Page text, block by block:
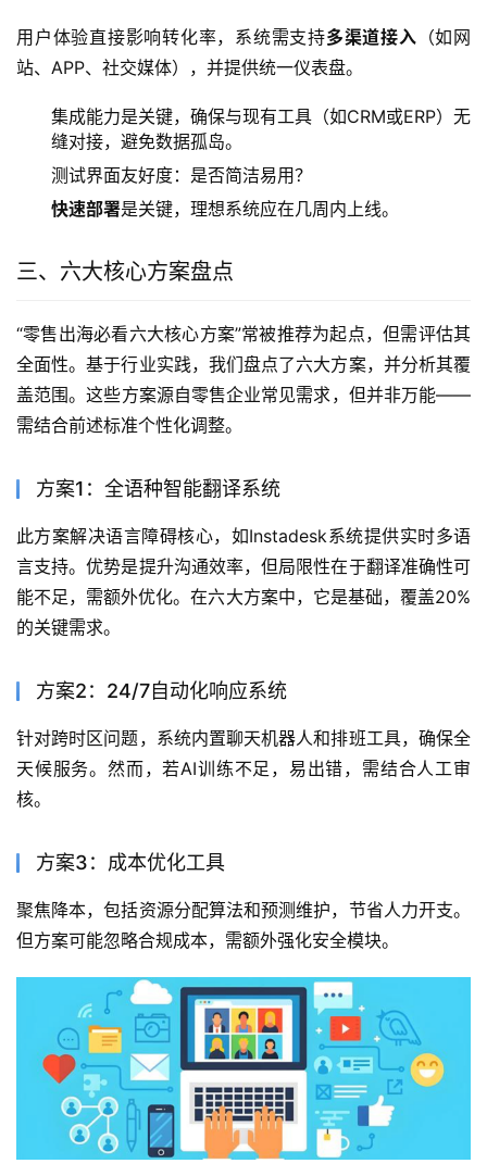
用户体验直接影响转化率，系统需支持多渠道接入 （如网
站、APP、社交媒体），并提供统一仪表盘。
集成能力是关键，确保与现有工具（如CRM或ERP）无
缝对接，避免数据孤岛。
测试界面友好度：是否简洁易用？
快速部署是关键，理想系统应在几周内上线。
三、六大核心方案盘点
“零售出海必看六大核心方案”常被推荐为起点，但需评估其
全面性。基于行业实践，我们盘点了六大方案，并分析其覆
盖范围。这些方案源自零售企业常见需求，但并非万能——
需结合前述标准个性化调整。
方案1：全语种智能翻译系统
此方案解决语言障碍核心，如Instadesk系统提供实时多语
言支持。优势是提升沟通效率，但局限性在于翻译准确性可
能不足，需额外优化。在六大方案中，它是基础，覆盖20%
的关键需求。
方案2：24/7自动化响应系统
针对跨时区问题，系统内置聊天机器人和排班工具，确保全
天候服务。然而，若AI训练不足，易出错，需结合人工审
核。
方案3：成本优化工具
聚焦降本，包括资源分配算法和预测维护，节省人力开支。
但方案可能忽略合规成本，需额外强化安全模块。